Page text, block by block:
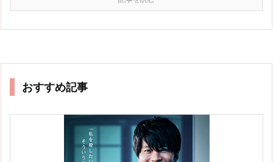
おすすめ記事